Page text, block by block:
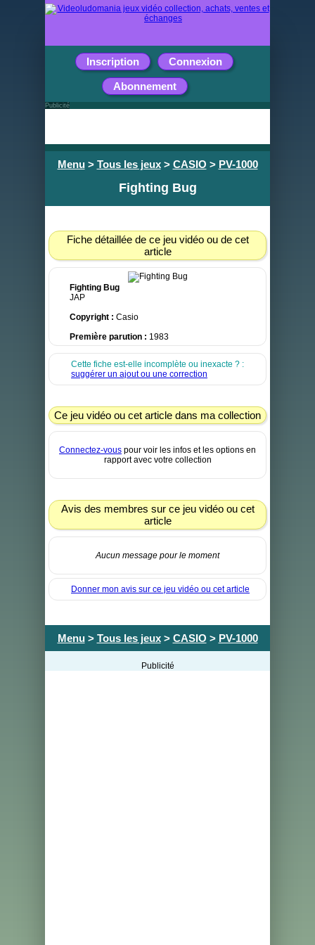
Inscription Connexion
Abonnement
Menu> Tous les jeux> CASIO > PV-1000
Fighting Bug
Fiche détaillée de ce jeu vidéo ou de cet
article
Fighting Bug
JAP
Copyright : Casio
Première parution : 1983
Cette fiche est-elle incomplète ou inexacte ? :
suggérer un ajout ou une correction
Ce jeu vidéo ou cet article dans ma collection
Connectez-vous pour voir les infos et les options en
rapport avec votre collection
Avis des membres sur ce jeu vidéo ou cet
article
Aucun message pour le moment
Donner mon avis sur ce jeu vidéo ou cet article
Menu> Tous les jeux> CASIO > PV-1000
Publicité
Publicité